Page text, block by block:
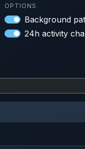
OPTIONS
Background
24h activity